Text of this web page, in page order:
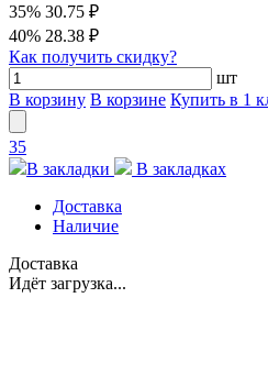
35% 30.75 ₽
40% 28.38 ₽
Как получить скидку?
шт
В корзину В корзине Купить в 1
35
В закладки
В закладках
Доставка
Наличие
Доставка
Идёт загрузка...